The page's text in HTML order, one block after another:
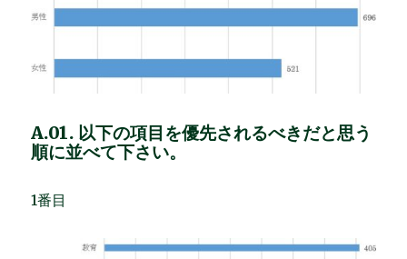
A.01. 以下の項目を優先されるべきだと思う
順に並べて下さい。
1番目